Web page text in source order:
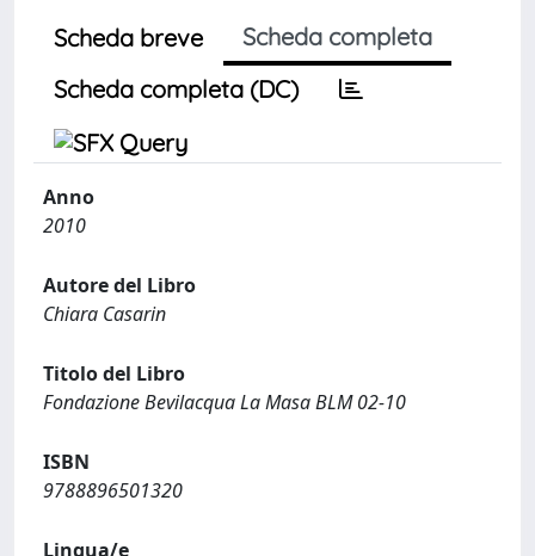
Scheda breve
Scheda completa
Scheda completa (DC)
Anno
2010
Autore del Libro
Chiara Casarin
Titolo del Libro
Fondazione Bevilacqua La Masa BLM 02-10
ISBN
9788896501320
Lingua/e